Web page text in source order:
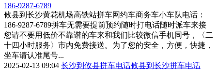
186-9287-6789
攸县到长沙黄花机场高铁站拼车网约车商务车小车队电话：
186-9287-6789拼车无需要提前预约随时打电话随时派车来接
您请不要用低价不靠谱的车来和我们比较微信手机同号，〈二
十四小时服务〉市内免费接送。为了您的安全，方便，快捷，
坐车请认准尾号...
2025-02-13 09:04 长沙到攸县拼车电话攸县到长沙拼车电话